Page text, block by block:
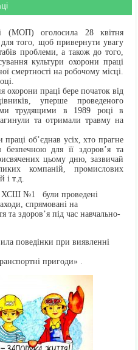
(МОП) оголосила 28 квітня
того, щоб привернути увагу
проблеми, а також до того,
культури охорони праці
смертності на робочому місці.
охорони праці бере початок від
уперше проведеного
трудящими в 1989 році в
та отримали травму на
об’єднав усіх, хто прагне
для її здоров’я та
цьому дню, зазвичай
компаній, промислових
і т.д.
ХСШ №1 були проведені
спрямовані на
здоров’я під час навчально-
поведінки при виявленні
пригоди» .